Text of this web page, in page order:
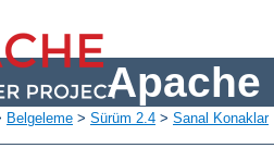
Apache
Belgeleme > Sürüm 2.4 > Sanal Konaklar